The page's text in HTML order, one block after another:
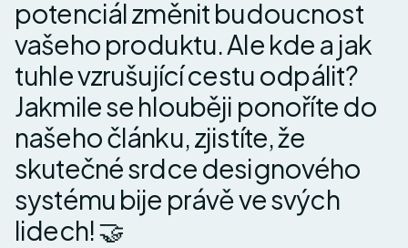
potenciál změnit budoucnost
vašeho produktu. Ale kde a jak
tuhle vzrušující cestu odpálit?
Jakmile se hlouběji ponoříte do
našeho článku, zjistíte, že
skutečné srdce designového
systému bije právě ve svých
lidech! 🤝